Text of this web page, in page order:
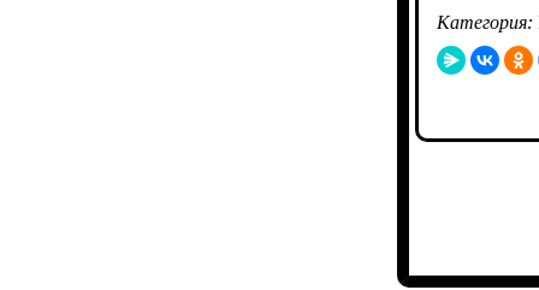
Категория: